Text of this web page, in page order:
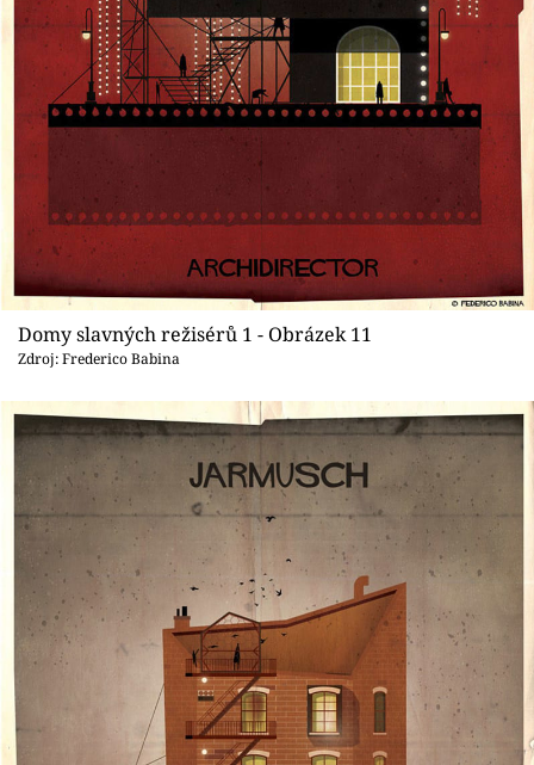
Domy slavných režisérů 1 - Obrázek 11
Zdroj: Frederico Babina